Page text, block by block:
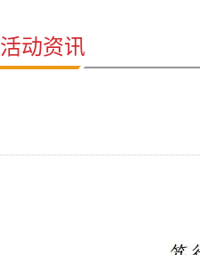
活动资讯